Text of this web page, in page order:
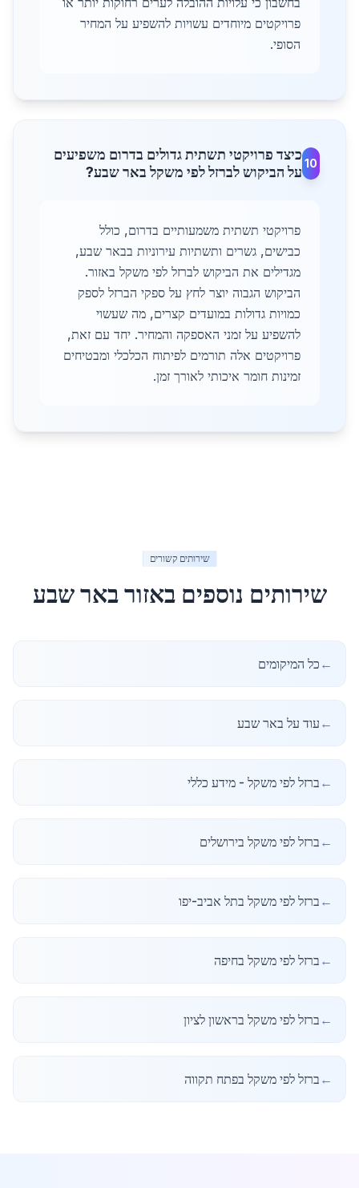
פרויקטים מיוחדים עשויות להשפיע על המחיר
הסופי.
10
כיצד פרויקטי תשתית גדולים בדרום משפיעים
על הביקוש לברזל לפי משקל באר שבע?
פרויקטי תשתית משמעותיים בדרום, כולל
כבישים, גשרים ותשתיות עירוניות בבאר שבע,
מגדילים את הביקוש לברזל לפי משקל באזור.
הביקוש הגבוה יוצר לחץ על ספקי הברזל לספק
כמויות גדולות במועדים קצרים, מה שעשוי
להשפיע על זמני האספקה והמחיר. יחד עם זאת,
פרויקטים אלה תורמים לפיתוח הכלכלי ומבטיחים
זמינות חומר איכותי לאורך זמן.
שירותים קשורים
שירותים נוספים באזורבאר שבע
← כל המיקומים
← עוד על באר שבע
← ברזל לפי משקל - מידע כללי
← ברזל לפי משקל בירושלים
← ברזל לפי משקל בתל אביב-יפו
← ברזל לפי משקל בחיפה
← ברזל לפי משקל בראשון לציון
← ברזל לפי משקל בפתח תקווה